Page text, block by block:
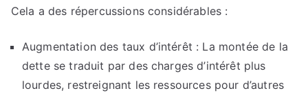
Cela a des répercussions considérables :
Augmentation des taux d’intérêt : La montée de la
dette se traduit par des charges d’intérêt plus
lourdes, restreignant les ressources pour d’autres